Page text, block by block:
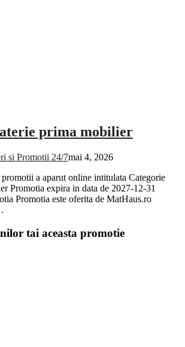
prima mobilier
si Promotii 24/7mai 4, 2026
a aparut online intitulata Categorie
Promotia expira in data de 2027-12-31
Promotia este oferita de MatHaus.ro
tai aceasta promotie